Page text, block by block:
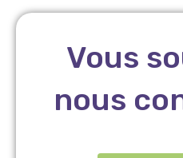
Vous
nous